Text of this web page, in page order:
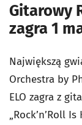
Gitarowy
zagra 1
Największą
Orchestra by
ELO zagra z
„Rock’n’Roll